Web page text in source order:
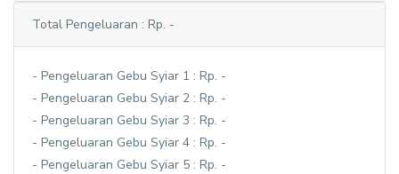
Total Pengeluaran : Rp. -
- Pengeluaran Gebu Syiar 1 : Rp. -
- Pengeluaran Gebu Syiar 2 : Rp. -
- Pengeluaran Gebu Syiar 3 : Rp. -
- Pengeluaran Gebu Syiar 4 : Rp. -
- Pengeluaran Gebu Syiar 5 : Rp. -